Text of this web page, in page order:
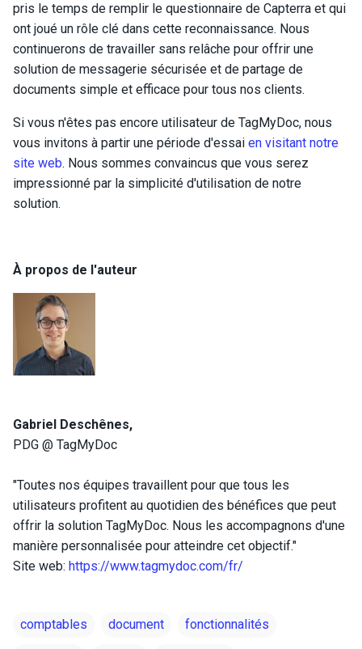
pris le temps de remplir le questionnaire de Capterra et qui
ont joué un rôle clé dans cette reconnaissance. Nous
continuerons de travailler sans relâche pour offrir une
solution de messagerie sécurisée et de partage de
documents simple et efficace pour tous nos clients.
Si vous n'êtes pas encore utilisateur de TagMyDoc, nous
vous invitons à partir une période d'essai en visitant notre
site web. Nous sommes convaincus que vous serez
impressionné par la simplicité d'utilisation de notre
solution.
À propos de l'auteur
Gabriel Deschênes,
PDG @ TagMyDoc
"Toutes nos équipes travaillent pour que tous les
utilisateurs profitent au quotidien des bénéfices que peut
offrir la solution TagMyDoc. Nous les accompagnons d'une
manière personnalisée pour atteindre cet objectif."
Site web: https://www.tagmydoc.com/fr/
comptables document fonctionnalités